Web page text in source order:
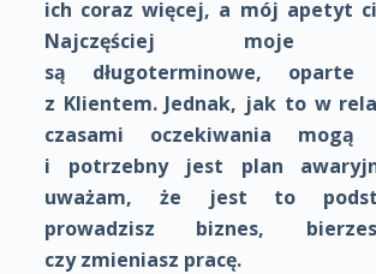
ich coraz więcej, a mój apetyt
Najczęściej moje
są długoterminowe,
z Klientem. Jednak, jak to w
czasami oczekiwania
i potrzebny jest plan
uważam, że jest to
prowadzisz biznes,
czy zmieniasz pracę.